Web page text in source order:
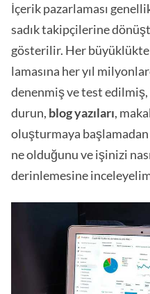
İçerik pazarlaması
sadık takipçilerine
gösterilir. Her
lamasına her yıl
denenmiş ve test
durun, blog yazıları,
oluşturmaya başlamadan
ne olduğunu ve işinizi
derinlemesine